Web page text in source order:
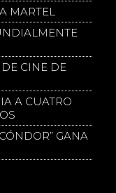
MARTEL
DE CINE DE
A CUATRO
GANA